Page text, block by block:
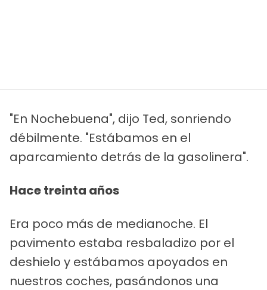
"En Nochebuena", dijo Ted, sonriendo
débilmente. "Estábamos en el
aparcamiento detrás de la gasolinera".
Hace treinta años
Era poco más de medianoche. El
pavimento estaba resbaladizo por el
deshielo y estábamos apoyados en
nuestros coches, pasándonos una